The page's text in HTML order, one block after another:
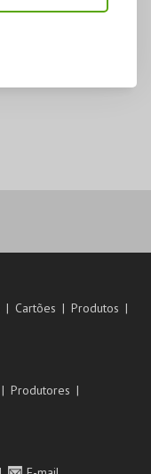
Cartões
Produtos
Produtores